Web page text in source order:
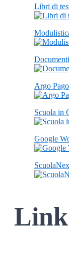
Libri di
Argo
Scuola in
Google